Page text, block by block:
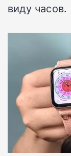
виду часов.